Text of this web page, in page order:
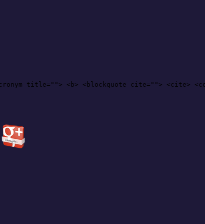
title=""> <b> <blockquote cite=""> <cite>